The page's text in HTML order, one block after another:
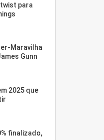
para
Maravilha
Gunn
2025 que
finalizado,